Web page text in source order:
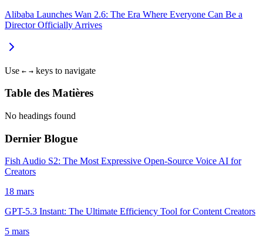
Alibaba Launches Wan 2.6: The Era Where Everyone Can Be a
Director Officially Arrives
Use ← → keys to navigate
Table des Matières
No headings found
Dernier Blogue
Fish Audio S2: The Most Expressive Open-Source Voice AI for
Creators
18 mars
GPT-5.3 Instant: The Ultimate Efficiency Tool for Content Creators
5 mars